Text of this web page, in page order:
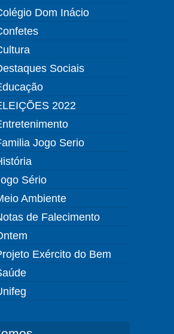
Dom Inácio
Sociais
2022
Jogo Serio
Sério
Ambiente
de Falecimento
Exército do Bem